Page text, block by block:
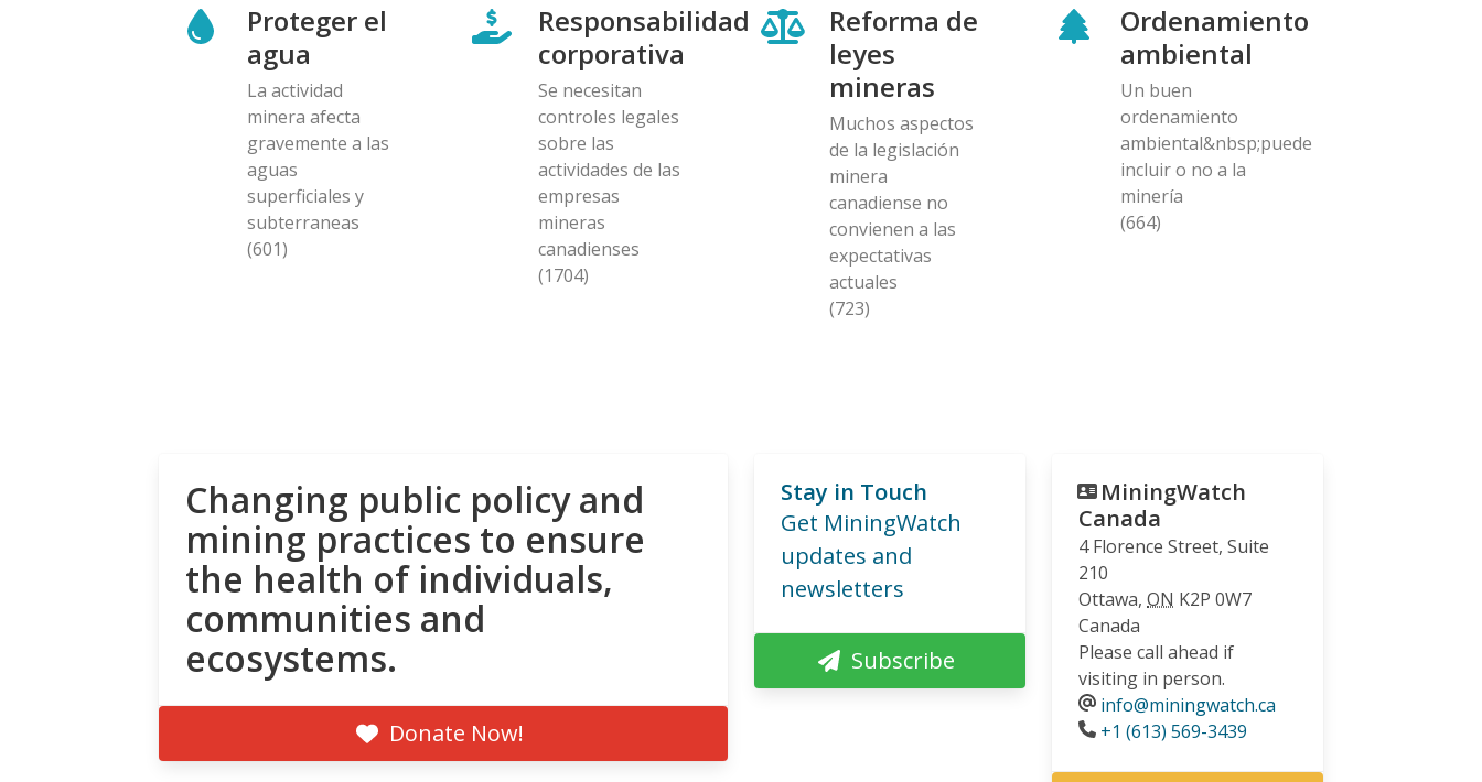
Proteger el
agua
La actividad
minera afecta
gravemente a las
aguas
superficiales y
subterraneas
(601)
Responsabilidad
corporativa
Se necesitan
controles legales
sobre las
actividades de las
empresas
mineras
canadienses
(1704)
Reforma de
leyes
mineras
Muchos aspectos
de la legislación
minera
canadiense no
convienen a las
expectativas
actuales
(723)
Ordenamiento
ambiental
Un buen
ordenamiento
ambiental&nbsp;puede
incluir o no a la
minería
(664)
Changing public policy and
mining practices to ensure
the health of individuals,
communities and
ecosystems.
Donate Now!
Stay in Touch
Get MiningWatch
updates and
newsletters
Subscribe
MiningWatch
Canada
4 Florence Street, Suite
210
Ottawa, ON K2P 0W7
Canada
Please call ahead if
visiting in person.
info@miningwatch.ca
Phone
+1 (613) 569-3439